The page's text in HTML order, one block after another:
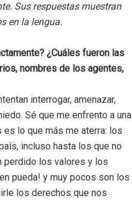
Sus respuestas muestran
en la lengua.
¿Cuáles fueron las
nombres de los agentes,
interrogar, amenazar,
Sé que me enfrento a una
lo que más me aterra: los
incluso hasta los que no
perdido los valores y los
pueda! y muy pocos son los
los derechos que nos